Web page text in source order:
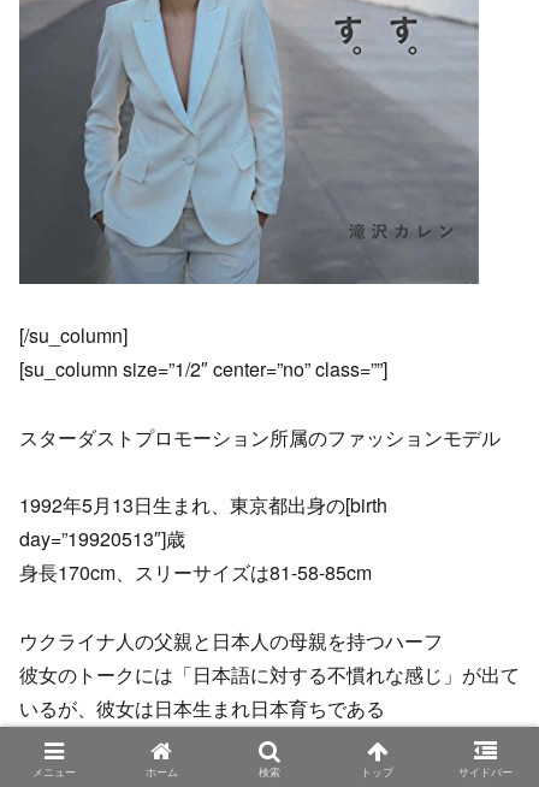
[/su_column]
[su_column size=”1/2″ center=”no” class=””]
スターダストプロモーション所属のファッションモデル
1992年5月13日生まれ、東京都出身の[birth
day=”19920513″]歳
身長170cm、スリーサイズは81-58-85cm
ウクライナ人の父親と日本人の母親を持つハーフ
彼女のトークには「日本語に対する不慣れな感じ」が出て
いるが、彼女は日本生まれ日本育ちである
スカウトをキッカケにモデルとしてデビュー
メニュー ホーム 検索 トップ サイドバー